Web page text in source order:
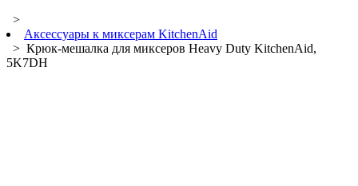
>
Аксессуары к миксерам KitchenAid
> Крюк-мешалка для миксеров Heavy Duty KitchenAid,
5K7DH